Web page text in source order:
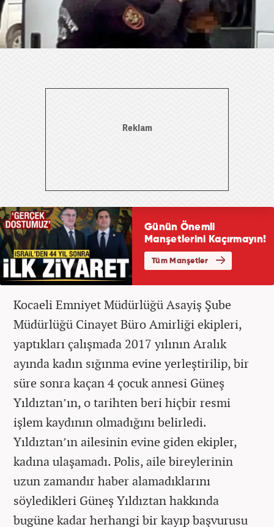
Kocaeli Emniyet Müdürlüğü Asayiş Şube
Müdürlüğü Cinayet Büro Amirliği ekipleri,
yaptıkları çalışmada 2017 yılının Aralık
ayında kadın sığınma evine yerleştirilip, bir
süre sonra kaçan 4 çocuk annesi Güneş
Yıldıztan’ın, o tarihten beri hiçbir resmi
işlem kaydının olmadığını belirledi.
Yıldıztan’ın ailesinin evine giden ekipler,
kadına ulaşamadı. Polis, aile bireylerinin
uzun zamandır haber alamadıklarını
söyledikleri Güneş Yıldıztan hakkında
bugüne kadar herhangi bir kayıp başvurusu